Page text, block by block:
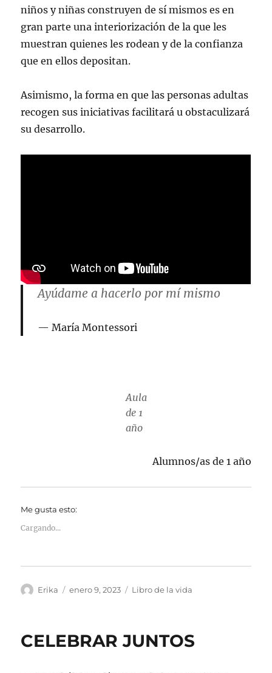
niños y niñas construyen de sí mismos es en
gran parte una interiorización de la que les
muestran quienes les rodean y de la confianza
que en ellos depositan.
Asimismo, la forma en que las personas adultas
recogen sus iniciativas facilitará u obstaculizará
su desarrollo.
Ayúdame a hacerlo por mí mismo
María Montessori
Aula
de 1
año
Alumnos/as de 1 año
Me gusta esto:
Cargando...
Autor
Erika
Publicado
enero 9, 2023 Categorías
Libro de la vida
CELEBRAR JUNTOS